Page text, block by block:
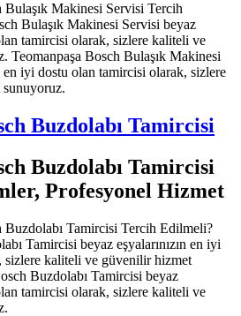
Bulaşık Makinesi Servisi Tercih
Bulaşık Makinesi Servisi beyaz
tamircisi olarak, sizlere kaliteli ve
Teomanpaşa Bosch Bulaşık Makinesi
en iyi dostu olan tamircisi olarak, sizlere
Buzdolabı Tamircisi
Buzdolabı Tamircisi
Profesyonel Hizmet
Buzdolabı Tamircisi Tercih Edilmeli?
Tamircisi beyaz eşyalarınızın en iyi
sizlere kaliteli ve güvenilir hizmet
Buzdolabı Tamircisi beyaz
tamircisi olarak, sizlere kaliteli ve